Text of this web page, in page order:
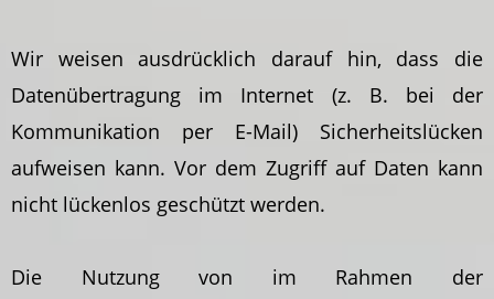
Wir weisen ausdrücklich darauf hin, dass die
Datenübertragung im Internet (z. B. bei der
Kommunikation per E-Mail) Sicherheitslücken
aufweisen kann. Vor dem Zugriff auf Daten kann
nicht lückenlos geschützt werden.
Die Nutzung von im Rahmen der